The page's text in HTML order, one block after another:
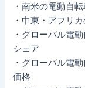
・南米の電動自
・中東・アフリ
・グローバル電
シェア
・グローバル電
価格